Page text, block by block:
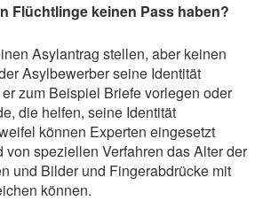
Flüchtlinge keinen Pass haben?
Asylantrag stellen, aber keinen
Asylbewerber seine Identität
zum Beispiel Briefe vorlegen oder
die helfen, seine Identität
können Experten eingesetzt
von speziellen Verfahren das Alter der
und Bilder und Fingerabdrücke mit
können.